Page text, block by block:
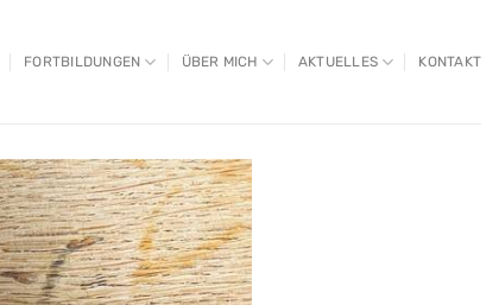
FORTBILDUNGEN ÜBER MICH AKTUELLES KONTAKT